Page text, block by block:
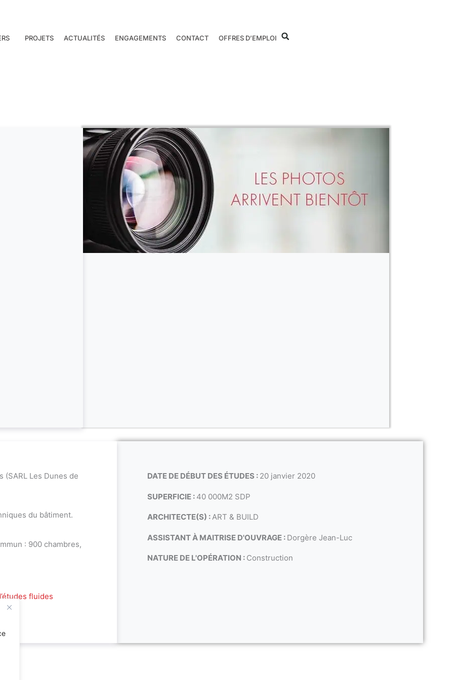
PROJETS ACTUALITÉS ENGAGEMENTS CONTACT OFFRES D’EMPLOI
DATE DE DÉBUT DES ÉTUDES : 20 janvier 2020
SUPERFICIE : 40 000M2 SDP
ARCHITECTE(S) :ART & BUILD
ASSISTANT À MAITRISE D'OUVRAGE : Dorgère Jean-Luc
NATURE DE L'OPÉRATION : Construction
(SARL Les Dunes de
du bâtiment.
: 900 chambres,
fluides